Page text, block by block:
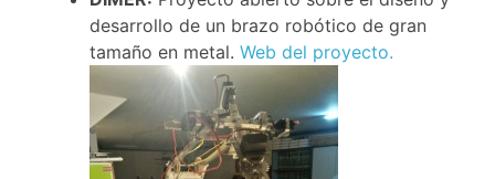
desarrollo de un brazo robótico de gran
tamaño en metal.Web del proyecto.